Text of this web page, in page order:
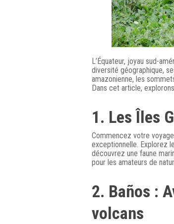
L’Équateur, joyau sud-
diversité géographique,
amazonienne, les
Dans cet article,
1. Les Îles
Commencez votre
exceptionnelle. Explorez
découvrez une faune
pour les amateurs de
2. Baños :
volcans